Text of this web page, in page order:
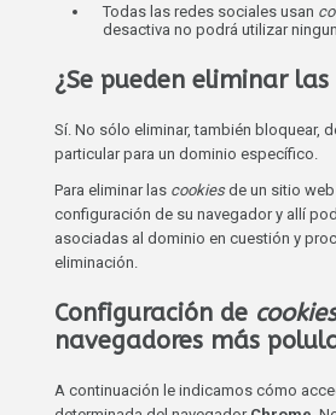
Todas las redes sociales usan
desactiva no podrá utilizar
¿Se pueden eliminar las
Sí. No sólo eliminar, también bloquear,
particular para un dominio específico.
Para eliminar las cookiesde un sitio web
configuración de su navegador y allí
asociadas al dominio en cuestión y
eliminación.
Configuración de
navegadores más
A continuación le indicamos cómo